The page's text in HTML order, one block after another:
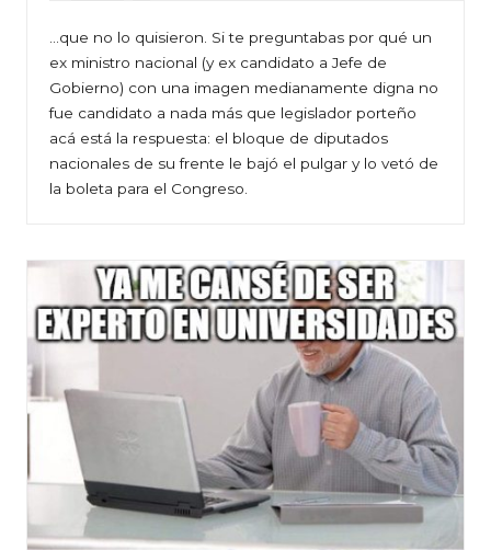
…que no lo quisieron. Si te preguntabas por qué un
ex ministro nacional (y ex candidato a Jefe de
Gobierno) con una imagen medianamente digna no
fue candidato a nada más que legislador porteño
acá está la respuesta: el bloque de diputados
nacionales de su frente le bajó el pulgar y lo vetó de
la boleta para el Congreso.